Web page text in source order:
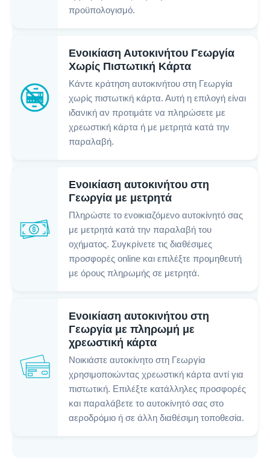
προϋπολογισμό.
Ενοικίαση Αυτοκινήτου Γεωργία
Χωρίς Πιστωτική Κάρτα
Κάντε κράτηση αυτοκινήτου στη Γεωργία
χωρίς πιστωτική κάρτα. Αυτή η επιλογή είναι
ιδανική αν προτιμάτε να πληρώσετε με
χρεωστική κάρτα ή με μετρητά κατά την
παραλαβή.
Ενοικίαση αυτοκινήτου στη
Γεωργία με μετρητά
Πληρώστε το ενοικιαζόμενο αυτοκίνητό σας
με μετρητά κατά την παραλαβή του
οχήματος. Συγκρίνετε τις διαθέσιμες
προσφορές online και επιλέξτε προμηθευτή
με όρους πληρωμής σε μετρητά.
Ενοικίαση αυτοκινήτου στη
Γεωργία με πληρωμή με
χρεωστική κάρτα
Νοικιάστε αυτοκίνητο στη Γεωργία
χρησιμοποιώντας χρεωστική κάρτα αντί για
πιστωτική. Επιλέξτε κατάλληλες προσφορές
και παραλάβετε το αυτοκίνητό σας στο
αεροδρόμιο ή σε άλλη διαθέσιμη τοποθεσία.